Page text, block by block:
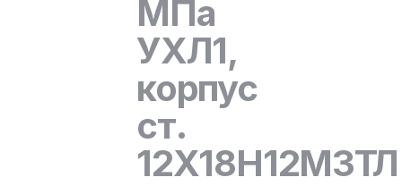
МПа
УХЛ1,
корпус
ст.
12Х18Н12М3ТЛ